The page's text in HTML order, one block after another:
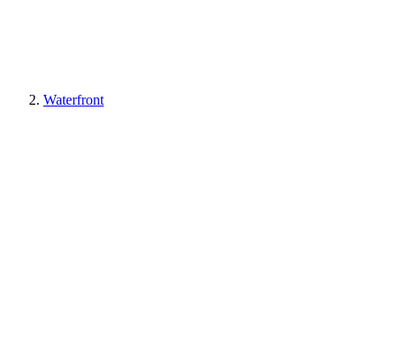
Waterfront